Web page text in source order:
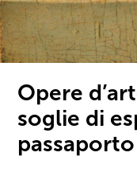
Opere
soglie di
passaporto